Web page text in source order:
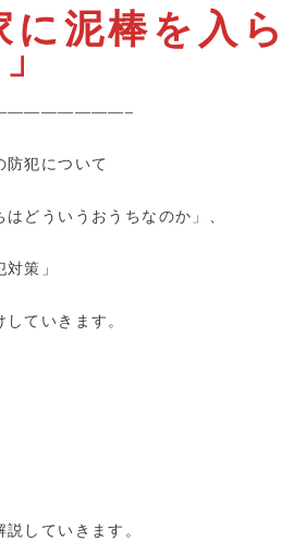
に泥棒を入ら
犯について
はどういうおうちなのか」、
策」
ていきます。
していきます。